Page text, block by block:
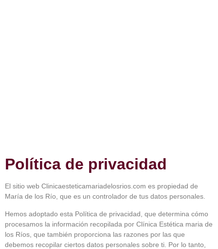
Política de privacidad
El sitio web Clinicaesteticamariadelosrios.com es propiedad de
María de los Río, que es un controlador de tus datos personales.
Hemos adoptado esta Política de privacidad, que determina cómo
procesamos la información recopilada por Clínica Estética maria de
los Ríos, que también proporciona las razones por las que
debemos recopilar ciertos datos personales sobre ti. Por lo tanto,